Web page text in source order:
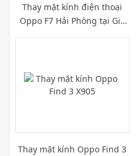
Thay mặt kính điện thoại
Oppo F7 Hải Phòng tại Gia
Thay mặt kính Oppo Find 3